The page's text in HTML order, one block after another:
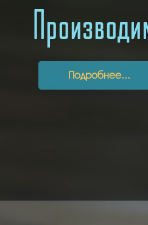
Подробнее...